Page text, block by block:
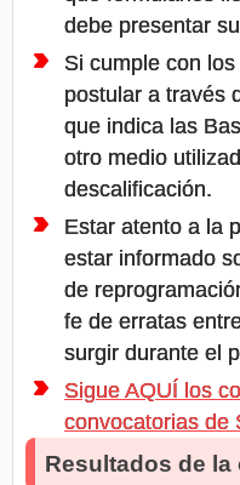
debe presentar
Si cumple con
postular a través
que indica las
otro medio
descalificación.
Estar atento a la
estar informado
de
fe de erratas
surgir durante el
Sigue AQUÍ los
convocatorias de
Resultados de